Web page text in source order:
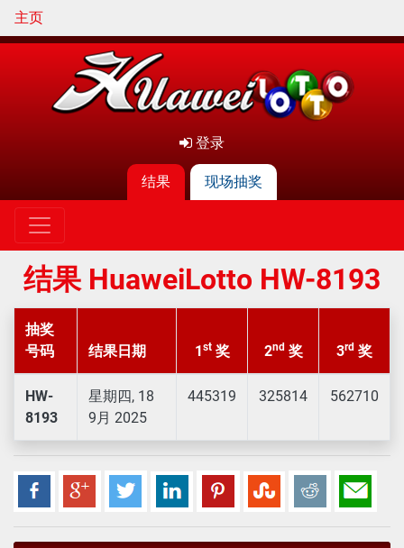
主页
登录
结果 现场抽奖
结果 HuaweiLotto HW-8193
抽奖
号码
结果日期 1 st奖 2nd 奖 3rd 奖
HW-
8193
星期四, 18
9月 2025
445319 325814 562710